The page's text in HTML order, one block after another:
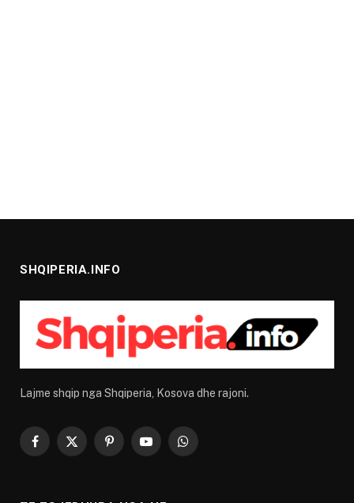
SHQIPERIA.INFO
Lajme shqip nga Shqiperia, Kosova dhe rajoni.
Facebook
X
PinterestYouTubeWhatsApp